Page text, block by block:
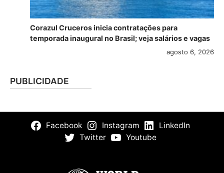
Corazul Cruceros inicia contratações para
temporada inaugural no Brasil; veja salários e vagas
agosto 6, 2026
PUBLICIDADE
Facebook Instagram
LinkedIn
Twitter
Youtube